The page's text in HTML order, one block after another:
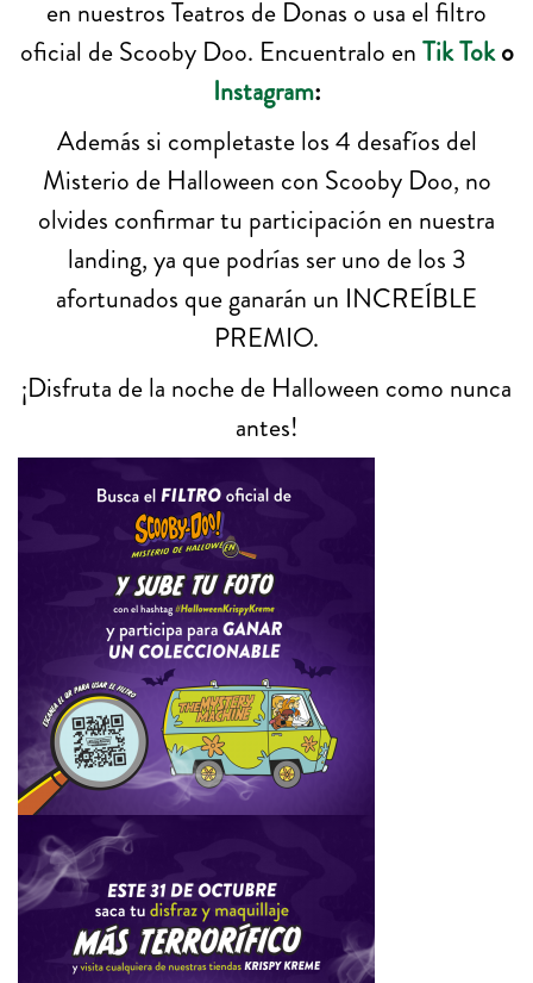
en nuestros Teatros de Donas o usa el filtro
oficial de Scooby Doo. Encuentralo enTik Tok o
Instagram:
Además si completaste los 4 desafíos del
Misterio de Halloween con Scooby Doo, no
olvides confirmar tu participación en nuestra
landing, ya que podrías ser uno de los 3
afortunados que ganarán un INCREÍBLE
PREMIO.
¡Disfruta de la noche de Halloween como nunca
antes!